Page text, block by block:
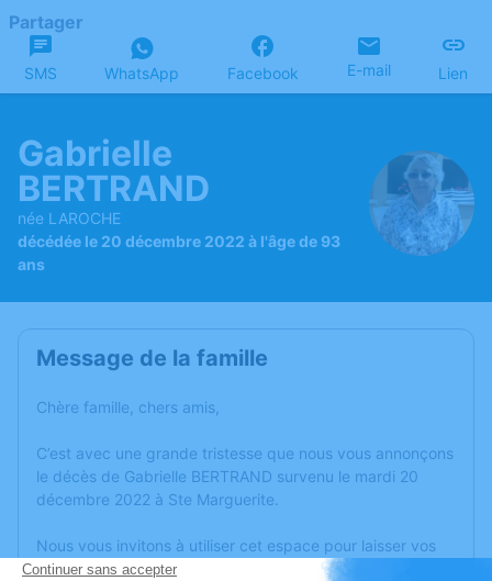
Partager
SMS WhatsApp Facebook E-mail Lien
Gabrielle
BERTRAND
née LAROCHE
décédée le 20 décembre 2022 à l'âge de 93
ans
Message de la famille
Chère famille, chers amis,
C’est avec une grande tristesse que nous vous annonçons
le décès de Gabrielle BERTRAND survenu le mardi 20
décembre 2022 à Ste Marguerite.
Nous vous invitons à utiliser cet espace pour laisser vos
condoléances, partager des photos souvenirs, une